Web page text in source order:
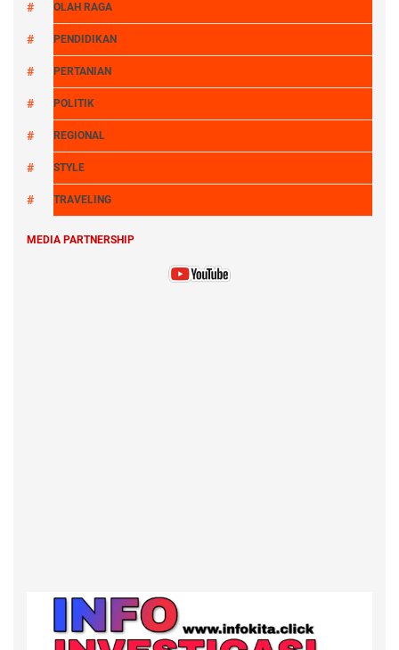
OLAH RAGA
PENDIDIKAN
PERTANIAN
POLITIK
REGIONAL
STYLE
TRAVELING
MEDIA PARTNERSHIP